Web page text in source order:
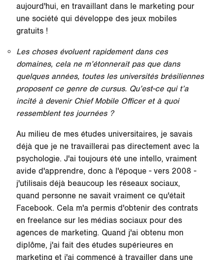
aujourd'hui, en travaillant dans le marketing pour
une société qui développe des jeux mobiles
gratuits !
Les choses évoluent rapidement dans ces
domaines, cela ne m’étonnerait pas que dans
quelques années, toutes les universités brésiliennes
proposent ce genre de cursus. Qu’est-ce qui t’a
incité à devenir Chief Mobile Officer et à quoi
ressemblent tes journées ?
Au milieu de mes études universitaires, je savais
déjà que je ne travaillerai pas directement avec la
psychologie. J'ai toujours été une intello, vraiment
avide d'apprendre, donc à l'époque - vers 2008 -
j'utilisais déjà beaucoup les réseaux sociaux,
quand personne ne savait vraiment ce qu'était
Facebook. Cela m'a permis d'obtenir des contrats
en freelance sur les médias sociaux pour des
agences de marketing. Quand j'ai obtenu mon
diplôme, j'ai fait des études supérieures en
marketing et j'ai commencé à travailler dans une